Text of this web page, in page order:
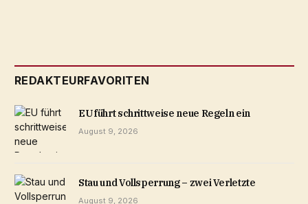
REDAKTEURFAVORITEN
EU führt schrittweise neue Regeln ein
August 9, 2026
Stau und Vollsperrung – zwei Verletzte
August 9, 2026